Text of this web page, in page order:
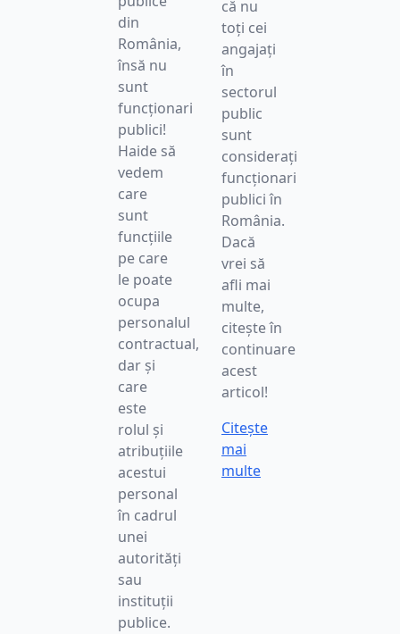
din
România,
însă nu
sunt
funcționari
publici!
Haide să
vedem
care
sunt
funcțiile
pe care
le poate
ocupa
personalul
contractual,
dar și
care
este
rolul și
atribuțiile
acestui
personal
în cadrul
unei
autorități
sau
instituții
publice.
că nu
toți cei
angajați
în
sectorul
public
sunt
considerați
funcționari
publici în
România.
Dacă
vrei să
afli mai
multe,
citește în
continuare
acest
articol!
Citește
mai
multe